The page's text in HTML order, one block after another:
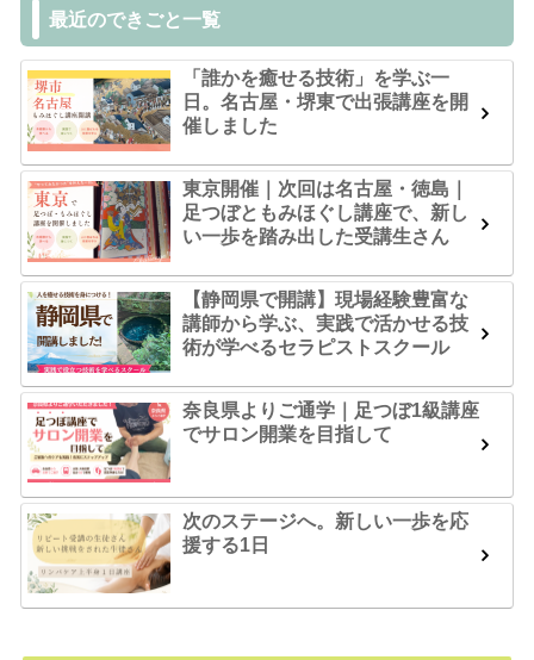
最近のできごと一覧
「誰かを癒せる技術」を学ぶ一
日。名古屋・堺東で出張講座を開
催しました
東京開催｜次回は名古屋・徳島｜
足つぼともみほぐし講座で、新し
い一歩を踏み出した受講生さん
【静岡県で開講】現場経験豊富な
講師から学ぶ、実践で活かせる技
術が学べるセラピストスクール
奈良県よりご通学｜足つぼ1級講座
でサロン開業を目指して
次のステージへ。新しい一歩を応
援する1日